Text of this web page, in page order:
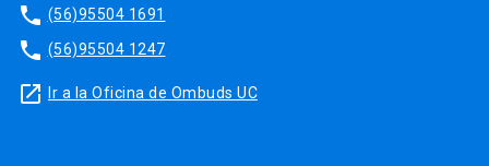
phone (56)95504 1691
phone (56)95504 1247
launch Ir a la Oficina de Ombuds UC